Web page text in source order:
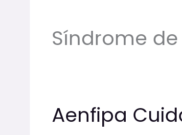
Síndrome
Aenfipa
Aenfipa
Cuida